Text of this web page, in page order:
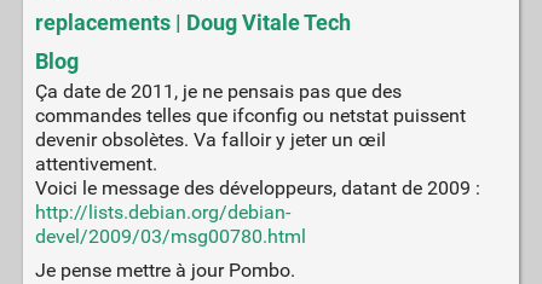
replacements | Doug Vitale Tech
Blog
Ça date de 2011, je ne pensais pas que des
commandes telles que ifconfig ou netstat puissent
devenir obsolètes. Va falloir y jeter un œil
attentivement.
Voici le message des développeurs, datant de 2009 :
http://lists.debian.org/debian-
devel/2009/03/msg00780.html
Je pense mettre à jour Pombo.